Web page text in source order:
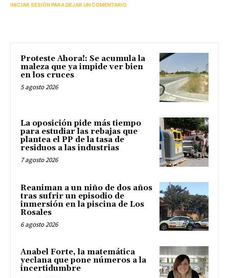
INICIAR SESIÓN PARA DEJAR UN COMENTARIO
Proteste Ahora!: Se acumula la
maleza que ya impide ver bien
en los cruces
5 agosto 2026
La oposición pide más tiempo
para estudiar las rebajas que
plantea el PP de la tasa de
residuos a las industrias
7 agosto 2026
Reaniman a un niño de dos años
tras sufrir un episodio de
inmersión en la piscina de Los
Rosales
6 agosto 2026
Anabel Forte, la matemática
yeclana que pone números a la
incertidumbre